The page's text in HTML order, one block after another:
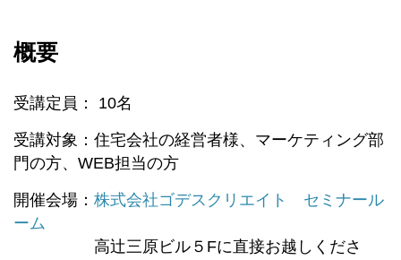
概要
受講定員： 10名
受講対象：住宅会社の経営者様、マーケティング部
門の方、WEB担当の方
開催会場： 株式会社ゴデスクリエイト セミナール
ーム
高辻三原ビル５Fに直接お越しくださ